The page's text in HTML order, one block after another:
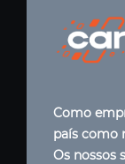
Como
país como
Os nossos